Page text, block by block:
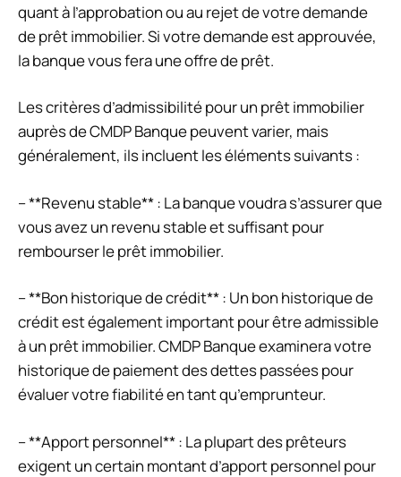
quant à l’approbation ou au rejet de votre demande
de prêt immobilier. Si votre demande est approuvée,
la banque vous fera une offre de prêt.
Les critères d’admissibilité pour un prêt immobilier
auprès de CMDP Banque peuvent varier, mais
généralement, ils incluent les éléments suivants :
– **Revenu stable** : La banque voudra s’assurer que
vous avez un revenu stable et suffisant pour
rembourser le prêt immobilier.
– **Bon historique de crédit** : Un bon historique de
crédit est également important pour être admissible
à un prêt immobilier. CMDP Banque examinera votre
historique de paiement des dettes passées pour
évaluer votre fiabilité en tant qu’emprunteur.
– **Apport personnel** : La plupart des prêteurs
exigent un certain montant d’apport personnel pour